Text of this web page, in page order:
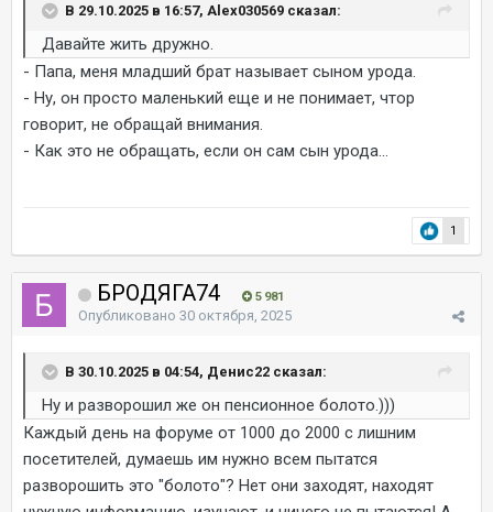
В 29.10.2025 в 16:57, Alex030569 сказал:
Давайте жить дружно.
- Папа, меня младший брат называет сыном урода.
- Ну, он просто маленький еще и не понимает, чтор
говорит, не обращай внимания.
- Как это не обращать, если он сам сын урода...
1
БРОДЯГА74 5 981
Опубликовано 30 октября, 2025
В 30.10.2025 в 04:54, Денис22 сказал:
Ну и разворошил же он пенсионное болото.)))
Каждый день на форуме от 1000 до 2000 с лишним
посетителей, думаешь им нужно всем пытатся
разворошить это "болото"? Нет они заходят, находят